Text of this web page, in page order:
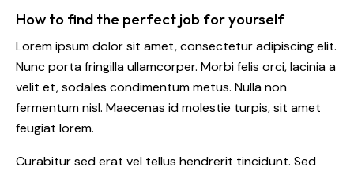
How to find the perfect job for yourself
Lorem ipsum dolor sit amet, consectetur adipiscing elit.
Nunc porta fringilla ullamcorper. Morbi felis orci, lacinia a
velit et, sodales condimentum metus. Nulla non
fermentum nisl. Maecenas id molestie turpis, sit amet
feugiat lorem.
Curabitur sed erat vel tellus hendrerit tincidunt. Sed